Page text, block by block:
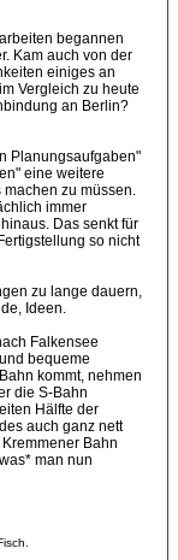
begannen
Kam auch von der
einiges an
Vergleich zu heute
an Berlin?
Planungsaufgaben"
eine weitere
zu müssen.
immer
Das senkt für
so nicht
zu lange dauern,
Ideen.
Falkensee
bequeme
kommt, nehmen
die S-Bahn
Hälfte der
auch ganz nett
Bahn
man nun